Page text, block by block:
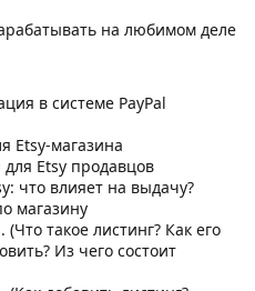
на любимом деле
в системе PayPal
Etsy-магазина
Etsy продавцов
что влияет на выдачу?
магазину
такое листинг? Как его
Из чего состоит